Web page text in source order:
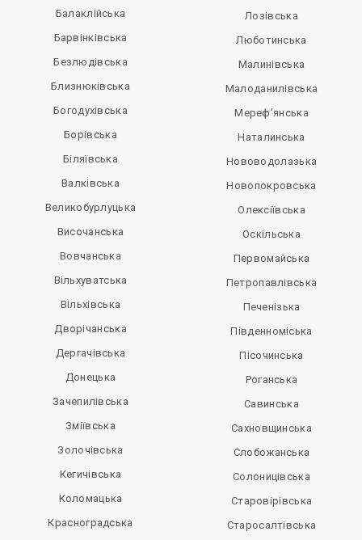
Балаклійська
Барвінківська
Безлюдівська
Близнюківська
Богодухівська
Борівська
Біляївська
Валківська
Великобурлуцька
Височанська
Вовчанська
Вільхуватська
Вільхівська
Дворічанська
Дергачівська
Донецька
Зачепилівська
Зміївська
Золочівська
Кегичівська
Коломацька
Красноградська
Лозівська
Люботинська
Малинівська
Малоданилівська
Мереф’янська
Наталинська
Нововодолазька
Новопокровська
Олексіївська
Оскільська
Первомайська
Петропавлівська
Печенізька
Південноміська
Пісочинська
Роганська
Савинська
Сахновщинська
Слобожанська
Солоницівська
Старовірівська
Старосалтівська